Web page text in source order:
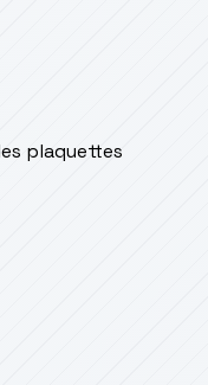
plaquettes